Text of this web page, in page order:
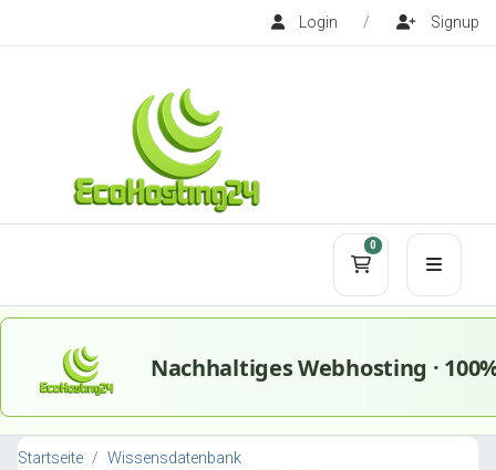
Login / Signup
0
Mein
Startseite
Wissensdatenbank